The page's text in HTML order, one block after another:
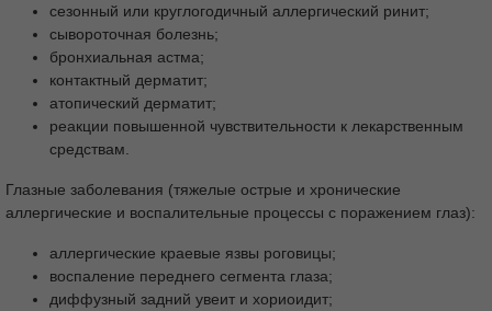
сезонный или круглогодичный аллергический ринит;
сывороточная болезнь;
бронхиальная астма;
контактный дерматит;
атопический дерматит;
реакции повышенной чувствительности к лекарственным
средствам.
Глазные заболевания (тяжелые острые и хронические
аллергические и воспалительные процессы с поражением глаз):
аллергические краевые язвы роговицы;
воспаление переднего сегмента глаза;
диффузный задний увеит и хориоидит;